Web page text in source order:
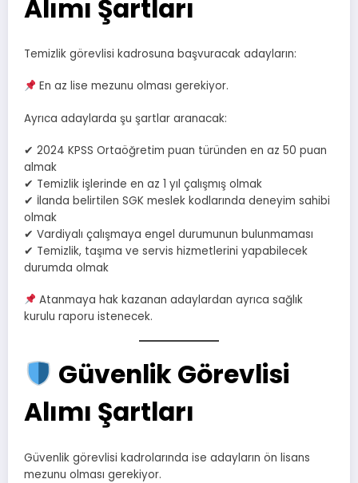
Alımı Şartları
Temizlik görevlisi kadrosuna başvuracak adayların:
En az lise mezunu olması gerekiyor.
Ayrıca adaylarda şu şartlar aranacak:
✔ 2024 KPSS Ortaöğretim puan türünden en az 50 puan
almak
✔ Temizlik işlerinde en az 1 yıl çalışmış olmak
✔ İlanda belirtilen SGK meslek kodlarında deneyim sahibi
olmak
✔ Vardiyalı çalışmaya engel durumunun bulunmaması
✔ Temizlik, taşıma ve servis hizmetlerini yapabilecek
durumda olmak
Atanmaya hak kazanan adaylardan ayrıca sağlık
kurulu raporu istenecek.
Güvenlik Görevlisi
Alımı Şartları
Güvenlik görevlisi kadrolarında ise adayların ön lisans
mezunu olması gerekiyor.